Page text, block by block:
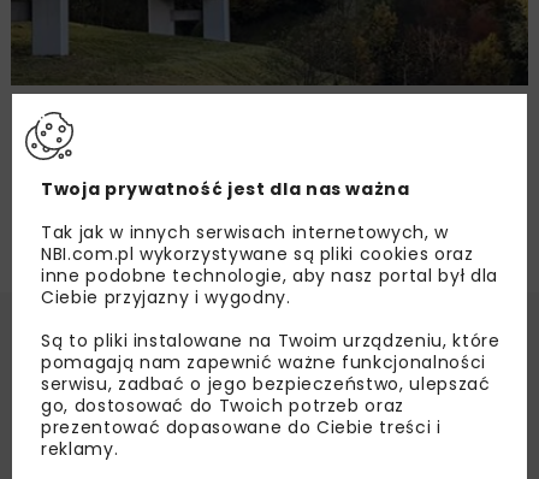
GDDKiA wybrała wykonawcę S1 Mysłowice
– Bieruń
Twoja prywatność jest dla nas ważna
Tak jak w innych serwisach internetowych, w
NBI.com.pl wykorzystywane są pliki cookies oraz
inne podobne technologie, aby nasz portal był dla
Ciebie przyjazny i wygodny.
Są to pliki instalowane na Twoim urządzeniu, które
pomagają nam zapewnić ważne funkcjonalności
serwisu, zadbać o jego bezpieczeństwo, ulepszać
go, dostosować do Twoich potrzeb oraz
prezentować dopasowane do Ciebie treści i
reklamy.